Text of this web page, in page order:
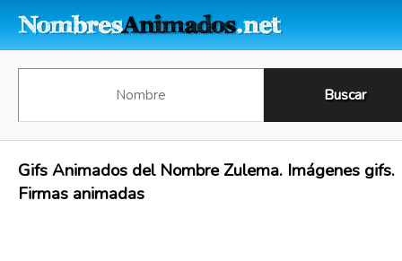
Gifs Animados del Nombre Zulema. Imágenes gifs.
Firmas animadas